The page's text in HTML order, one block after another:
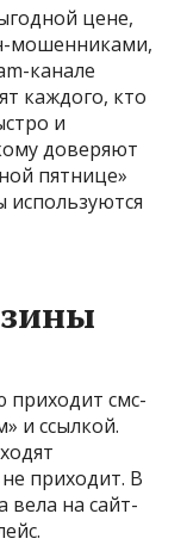
цене,
мошенниками,
канале
каждого, кто
и
доверяют
пятнице»
используются
приходит смс-
и ссылкой.
приходит. В
вела на сайт-